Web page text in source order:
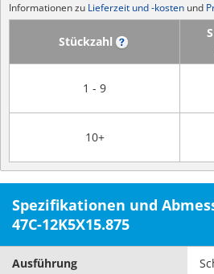
Informationen zu Lieferzeit und -kosten und
Stückzahl
1 - 9
10+
Spezifikationen und
47C-12K5X15.875
Ausführung